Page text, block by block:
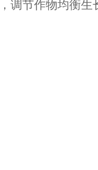
调节作物均衡生